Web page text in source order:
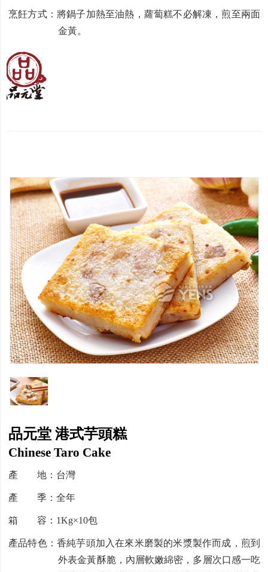
烹飪方式：將鍋子加熱至油熱，蘿蔔糕不必解凍，煎至兩面
金黃。
品元堂 港式芋頭糕
Chinese Taro Cake
產 地：台灣
產 季：全年
箱 容：1Kg×10包
產品特色：香純芋頭加入在來米磨製的米漿製作而成，煎到
外表金黃酥脆，內層軟嫩綿密，多層次口感一吃